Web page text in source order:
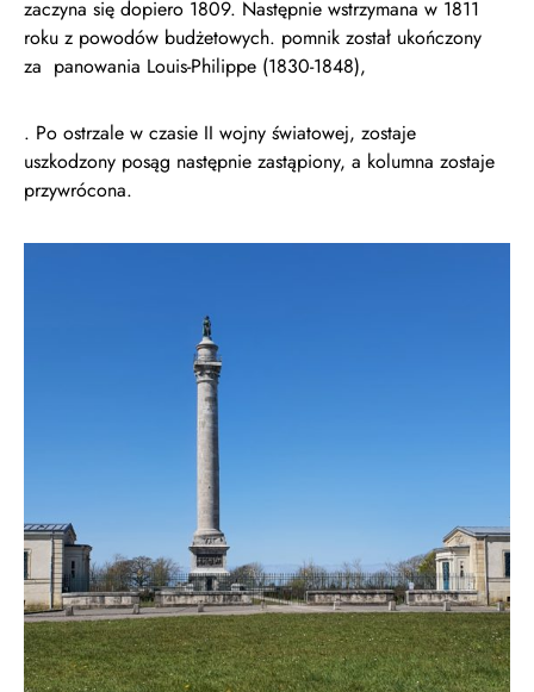
zaczyna się dopiero 1809. Następnie wstrzymana w 1811
roku z powodów budżetowych. pomnik został ukończony
za panowania Louis-Philippe (1830-1848),
. Po ostrzale w czasie II wojny światowej, zostaje
uszkodzony posąg następnie zastąpiony, a kolumna zostaje
przywrócona.